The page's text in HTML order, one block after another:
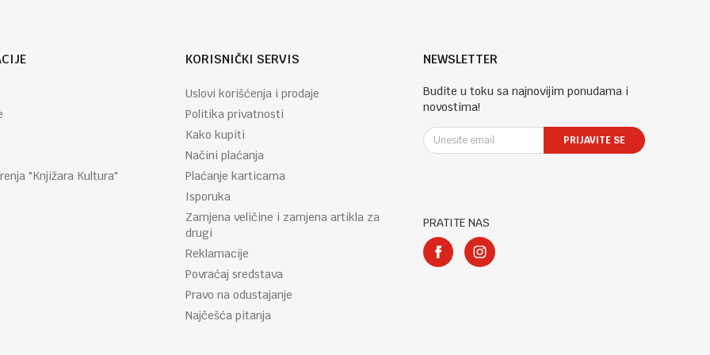
"Knjižara Kultura"
KORISNIČKI SERVIS
Uslovi korišćenja i prodaje
Politika privatnosti
Kako kupiti
Načini plaćanja
Plaćanje karticama
Isporuka
Zamjena veličine i zamjena artikla za
drugi
Reklamacije
Povraćaj sredstava
Pravo na odustajanje
Najčešća pitanja
NEWSLETTER
Budite u toku sa najnovijim ponudama i
novostima!
PRIJAVITE SE
PRATITE NAS